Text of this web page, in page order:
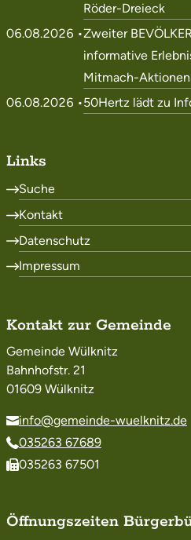
Röder-Dreieck
06.08.2026 •Zweiter
informative
Mitmach-Aktionen
06.08.2026 •50Hertz lädt zu
Links
Suche
Kontakt
Datenschutz
Impressum
Kontakt zur Gemeinde
Gemeinde Wülknitz
Bahnhofstr. 21
01609 Wülknitz
info@gemeinde-wuelknitz.de
035263 67689
035263 67501
Öffnungszeiten